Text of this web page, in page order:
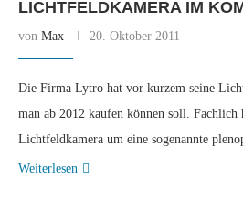
LICHTFELDKAMERA IM
von Max 20. Oktober 2011
Die Firma Lytro hat vor kurzem seine
man ab 2012 kaufen können soll. Fachlich
Lichtfeldkamera um eine sogenannte
Weiterlesen